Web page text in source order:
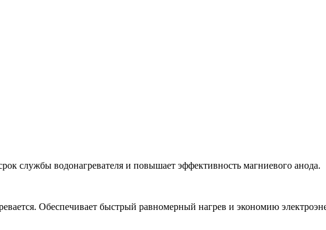
службы водонагревателя и повышает эффективность магниевого анода.
Обеспечивает быстрый равномерный нагрев и экономию